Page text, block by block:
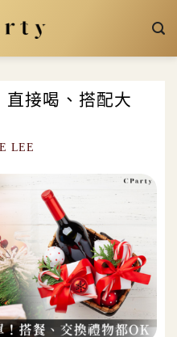
直接喝、搭配大
LEE